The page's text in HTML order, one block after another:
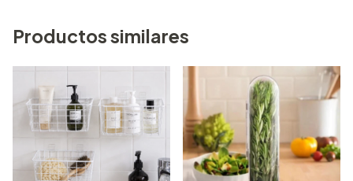
Productos similares